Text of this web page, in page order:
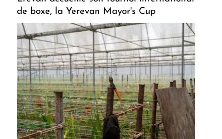
de boxe, la Yerevan Mayor's Cup